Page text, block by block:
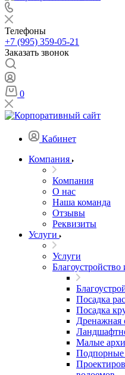
Телефоны
+7 (995) 359-05-21
Заказать звонок
0
Кабинет
Компания
Компания
О нас
Наша команда
Отзывы
Реквизиты
Услуги
Услуги
Благоустройство
Посадка
Посадка
Дренажная
Малые
Подпорные